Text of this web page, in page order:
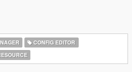
CONFIG EDITOR